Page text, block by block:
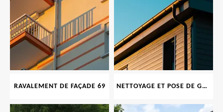
RAVALEMENT DE FAÇADE 69 NETTOYAGE ET POSE DE GOUTTIÈRE 69